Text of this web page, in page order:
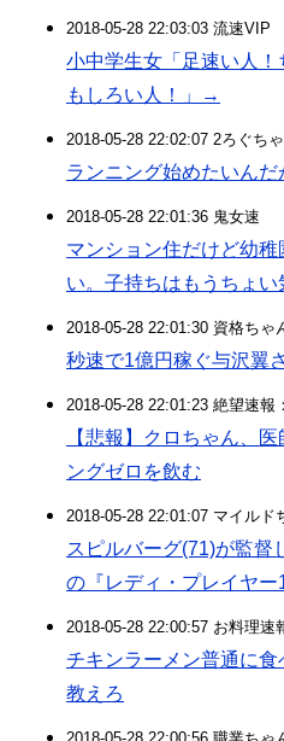
2018-05-28 22:03:03 流速VIP
小中学生女「足速い人
もしろい人！」→
2018-05-28 22:02:07 2ろぐち
ランニング始めたいんだ
2018-05-28 22:01:36 鬼女速
マンション住だけど幼
い。子持ちはもうちょい
2018-05-28 22:01:30 資格ちゃ
秒速で1億円稼ぐ与沢翼
2018-05-28 22:01:23 絶望速
【悲報】クロちゃん、
ングゼロを飲む
2018-05-28 22:01:07 マイルド
スピルバーグ(71)が監督
の『レディ・プレイヤー
2018-05-28 22:00:57 お料理速
チキンラーメン普通に
教えろ